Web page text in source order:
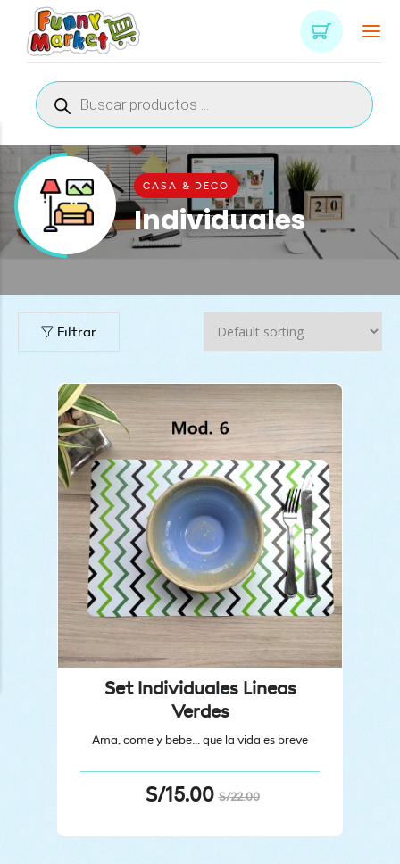
Búsqueda
de
productos
CASA & DECO
Individuales
Filtrar
Set Individuales Lineas
Verdes
Ama, come y bebe… que la vida es breve
S/22.00
S/15.00